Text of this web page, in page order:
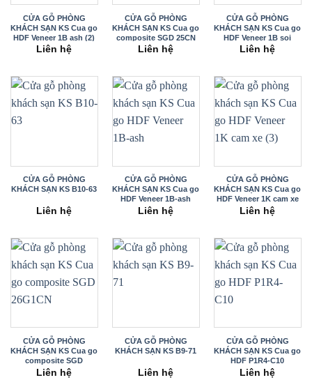
CỬA GỖ PHÒNG
KHÁCH SẠN KS Cua go
HDF Veneer 1B ash (2)
Liên hệ
CỬA GỖ PHÒNG
KHÁCH SẠN KS Cua go
composite SGD 25CN
Liên hệ
CỬA GỖ PHÒNG
KHÁCH SẠN KS Cua go
HDF Veneer 1B soi
Liên hệ
CỬA GỖ PHÒNG
KHÁCH SẠN KS B10-63
Liên hệ
CỬA GỖ PHÒNG
KHÁCH SẠN KS Cua go
HDF Veneer 1B-ash
Liên hệ
CỬA GỖ PHÒNG
KHÁCH SẠN KS Cua go
HDF Veneer 1K cam xe
(3)
Liên hệ
CỬA GỖ PHÒNG
KHÁCH SẠN KS Cua go
composite SGD
26G1CN
Liên hệ
CỬA GỖ PHÒNG
KHÁCH SẠN KS B9-71
Liên hệ
CỬA GỖ PHÒNG
KHÁCH SẠN KS Cua go
HDF P1R4-C10
Liên hệ